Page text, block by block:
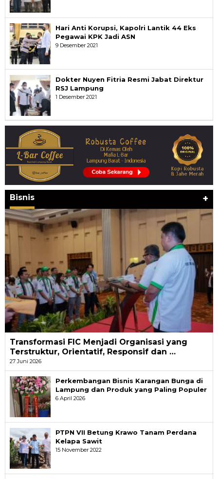
Hari Anti Korupsi, Kapolri Lantik 44 Eks
Pegawai KPK Jadi ASN
9 Desember 2021
Dokter Nuyen Fitria Resmi Jabat Direktur
RSJ Lampung
1 Desember 2021
Bisnis +
Transformasi FIC Menjadi Organisasi yang
Terstruktur, Orientatif, Responsif dan …
27 Juni 2026
Perkembangan Bisnis Karangan Bunga di
Lampung dan Produk yang Paling Populer
6 April 2026
PTPN VII Betung Krawo Tanam Perdana
Kelapa Sawit
15 November 2022